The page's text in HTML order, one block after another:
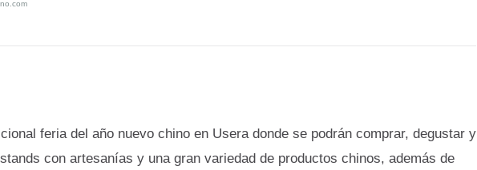
feria del año nuevo chino en Usera donde se podrán comprar, degustar y
con artesanías y una gran variedad de productos chinos, además de